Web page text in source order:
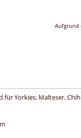
Aufgrund
für Yorkies, Malteser,